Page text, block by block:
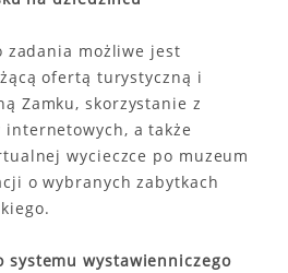
zadania możliwe jest
ofertą turystyczną i
Zamku, skorzystanie z
a także
wycieczce po muzeum
o wybranych zabytkach
systemu wystawienniczego